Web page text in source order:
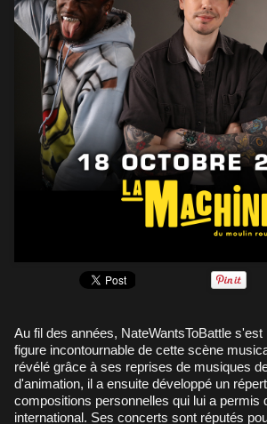
Au fil des années, NateWantsToBattle s'est imposé comme une
figure incontournable de cette scène
révélé grâce à ses reprises de musiques
d'animation, il a ensuite développé un
compositions personnelles qui lui a permis
international. Ses concerts sont réputés